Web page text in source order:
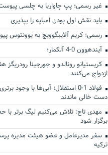
غیر رسمی؛ پپ چاواریا به چلسی
باید نقش اول بودن امباپه را بپذیری
رسمی؛ کریم آلایبگوویچ به یوونتوس
آیندهوون 0-4 آلکمار؛
کریستیانو رونالدو و جورجینا رودریگز
ازدواج می‌کنند
فولاد 1-0 استقلال؛ آبی‌ها با وجود
دست خالی ماندند
مهدی تاج: تلاش می‌کنیم لیگ برتر با
برگزار شود
سفر مدیرعامل و عضو هیئت مدیره
ترکیه